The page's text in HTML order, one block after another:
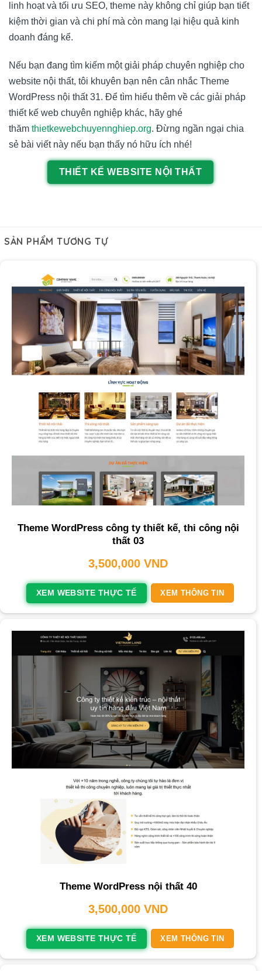
linh hoạt và tối ưu SEO, theme này không chỉ giúp bạn tiết
kiệm thời gian và chi phí mà còn mang lại hiệu quả kinh
doanh đáng kể.
Nếu bạn đang tìm kiếm một giải pháp chuyên nghiệp cho
website nội thất, tôi khuyên bạn nên cân nhắc Theme
WordPress nội thất 31. Để tìm hiểu thêm về các giải pháp
thiết kế web chuyên nghiệp khác, hãy ghé
thăm thietkewebchuyennghiep.org. Đừng ngần ngại chia
sẻ bài viết này nếu bạn thấy nó hữu ích nhé!
THIẾT KẾ WEBSITE NỘI THẤT
SẢN PHẨM TƯƠNG TỰ
Theme WordPress công ty thiết kế, thi công nội
thất 03
3,500,000 VND
XEM WEBSITE THỰC TẾ XEM THÔNG TIN
Theme WordPress nội thất 40
3,500,000 VND
XEM WEBSITE THỰC TẾ XEM THÔNG TIN